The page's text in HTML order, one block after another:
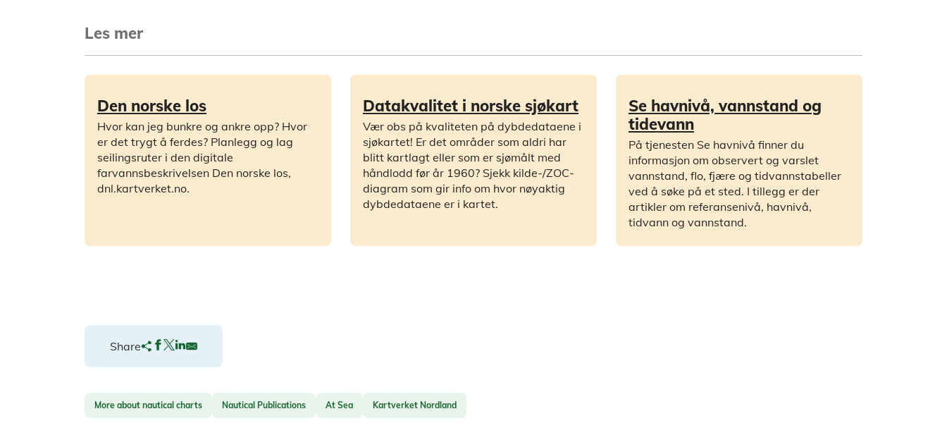
Les mer
Den norske los
Hvor kan jeg bunkre og ankre opp? Hvor
er det trygt å ferdes? Planlegg og lag
seilingsruter i den digitale
farvannsbeskrivelsen Den norske los,
dnl.kartverket.no.
Datakvalitet i norske sjøkart
Vær obs på kvaliteten på dybdedataene i
sjøkartet! Er det områder som aldri har
blitt kartlagt eller som er sjømålt med
håndlodd før år 1960? Sjekk kilde-/ZOC-
diagram som gir info om hvor nøyaktig
dybdedataene er i kartet.
Se havnivå, vannstand og
tidevann
På tjenesten Se havnivå finner du
informasjon om observert og varslet
vannstand, flo, fjære og tidvannstabeller
ved å søke på et sted. I tillegg er der
artikler om referansenivå, havnivå,
tidvann og vannstand.
Share
More about nautical charts Nautical Publications At Sea Kartverket Nordland